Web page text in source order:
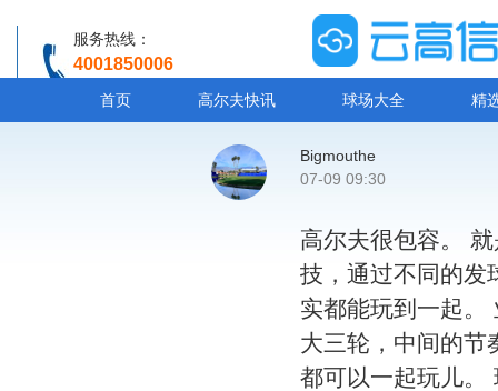
服务热线：
4001850006
首页 高尔夫快讯 球场大全 精
Bigmouthe
07-09 09:30
高尔夫很包容。
技，通过不同的发
实都能玩到一起。
大三轮，中间的节
都可以一起玩儿。